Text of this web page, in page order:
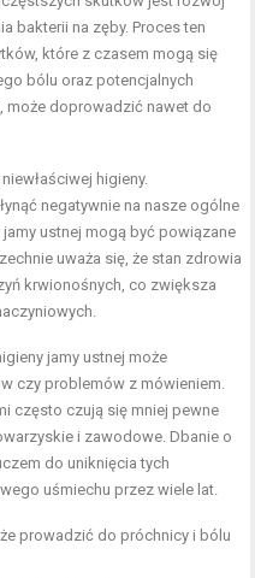
bakterii na zęby. Proces ten
które z czasem mogą się
bólu oraz potencjalnych
może doprowadzić nawet do
higieny.
negatywnie na nasze ogólne
ustnej mogą być powiązane
uważa się, że stan zdrowia
krwionośnych, co zwiększa
jamy ustnej może
czy problemów z mówieniem.
często czują się mniej pewne
i zawodowe. Dbanie o
do uniknięcia tych
uśmiechu przez wiele lat.
prowadzić do próchnicy i bólu